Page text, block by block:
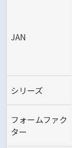
JAN
シリーズ
フォームファク
ター